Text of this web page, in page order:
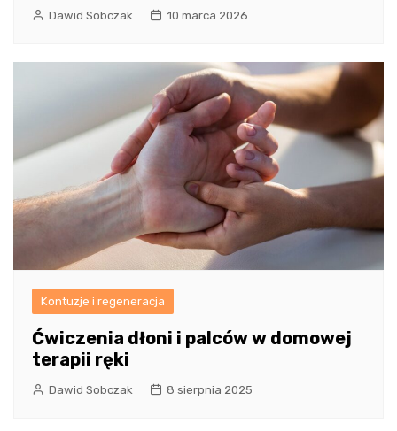
Dawid Sobczak 10 marca 2026
Kontuzje i regeneracja
Ćwiczenia dłoni i palców w domowej
terapii ręki
Dawid Sobczak 8 sierpnia 2025